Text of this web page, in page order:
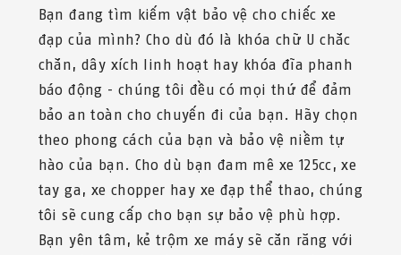
Bạn đang tìm kiếm vật bảo vệ cho chiếc xe
đạp của mình? Cho dù đó là khóa chữ U chắc
chắn, dây xích linh hoạt hay khóa đĩa phanh
báo động - chúng tôi đều có mọi thứ để đảm
bảo an toàn cho chuyến đi của bạn. Hãy chọn
theo phong cách của bạn và bảo vệ niềm tự
hào của bạn. Cho dù bạn đam mê xe 125cc, xe
tay ga, xe chopper hay xe đạp thể thao, chúng
tôi sẽ cung cấp cho bạn sự bảo vệ phù hợp.
Bạn yên tâm, kẻ trộm xe máy sẽ cắn răng với